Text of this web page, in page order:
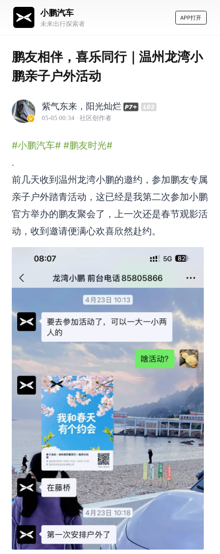
小鹏汽车
未来出行探索者
APP打开
鹏友相伴，喜乐同行｜温州龙湾小
鹏亲子户外活动
紫气东来，阳光灿烂
05-05 00:34 · 社区创作者
#小鹏汽车# #鹏友时光#
.
前几天收到温州龙湾小鹏的邀约，参加鹏友专属
亲子户外踏青活动，这已经是我第二次参加小鹏
官方举办的鹏友聚会了，上一次还是春节观影活
动，收到邀请便满心欢喜欣然赴约。